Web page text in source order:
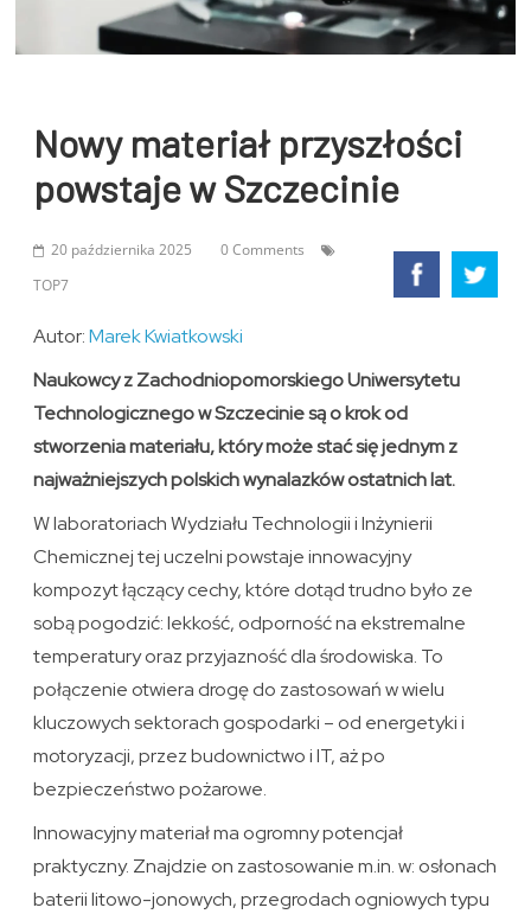
Nowy materiał przyszłości
powstaje w Szczecinie
20 października 2025
0 Comments
TOP7
Autor:Marek Kwiatkowski
Naukowcy z Zachodniopomorskiego Uniwersytetu
Technologicznego w Szczecinie są o krok od
stworzenia materiału, który może stać się jednym z
najważniejszych polskich wynalazków ostatnich lat.
W laboratoriach Wydziału Technologii i Inżynierii
Chemicznej tej uczelni powstaje innowacyjny
kompozyt łączący cechy, które dotąd trudno było ze
sobą pogodzić: lekkość, odporność na ekstremalne
temperatury oraz przyjazność dla środowiska. To
połączenie otwiera drogę do zastosowań w wielu
kluczowych sektorach gospodarki – od energetyki i
motoryzacji, przez budownictwo i IT, aż po
bezpieczeństwo pożarowe.
Innowacyjny materiał ma ogromny potencjał
praktyczny. Znajdzie on zastosowanie m.in. w: osłonach
baterii litowo-jonowych, przegrodach ogniowych typu